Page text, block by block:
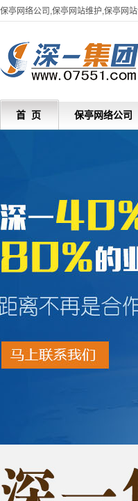
保亭网络公司,保亭网站维护,保亭网
首 页 保亭网络公司